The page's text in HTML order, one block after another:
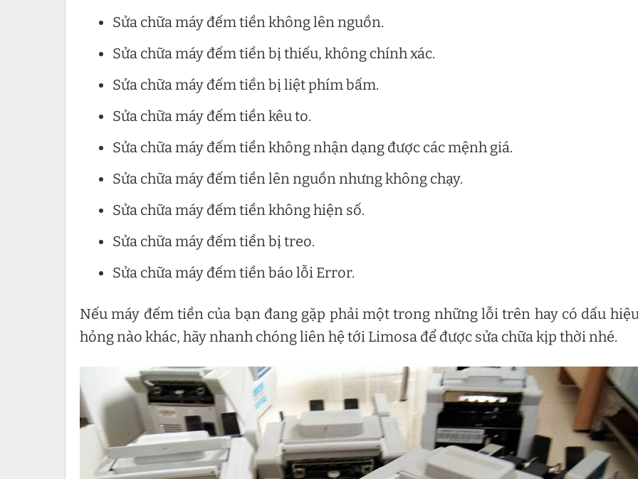
Sửa chữa máy đếm tiền không lên nguồn.
Sửa chữa máy đếm tiền bị thiếu, không chính xác.
Sửa chữa máy đếm tiền bị liệt phím bấm.
Sửa chữa máy đếm tiền kêu to.
Sửa chữa máy đếm tiền không nhận dạng được các mệnh giá.
Sửa chữa máy đếm tiền lên nguồn nhưng không chạy.
Sửa chữa máy đếm tiền không hiện số.
Sửa chữa máy đếm tiền bị treo.
Sửa chữa máy đếm tiền báo lỗi Error.
Nếu máy đếm tiền của bạn đang gặp phải một trong những lỗi trên hay có dấu
hỏng nào khác, hãy nhanh chóng liên hệ tới Limosa để được sửa chữa kịp thời nhé.